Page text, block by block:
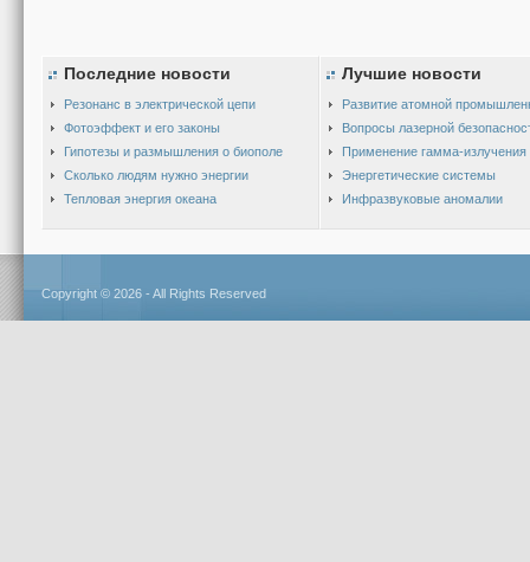
Последние новости
Резонанс в электрической цепи
Фотоэффект и его законы
Гипотезы и размышления о биополе
Сколько людям нужно энергии
Тепловая энергия океана
Лучшие новости
Развитие атомной
Вопросы лазерной
Применение гамма-излучения
Энергетические системы
Инфразвуковые аномалии
Copyright © 2026 - All Rights Reserved